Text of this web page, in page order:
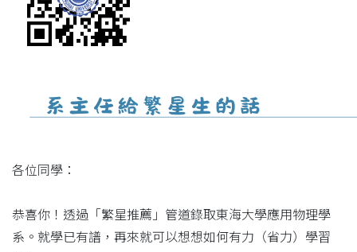
各位同學：
恭喜你！透過「繁星推薦」管道錄取東海大學應用物理學
系。就學已有譜，再來就可以想想如何有力（省力）學習